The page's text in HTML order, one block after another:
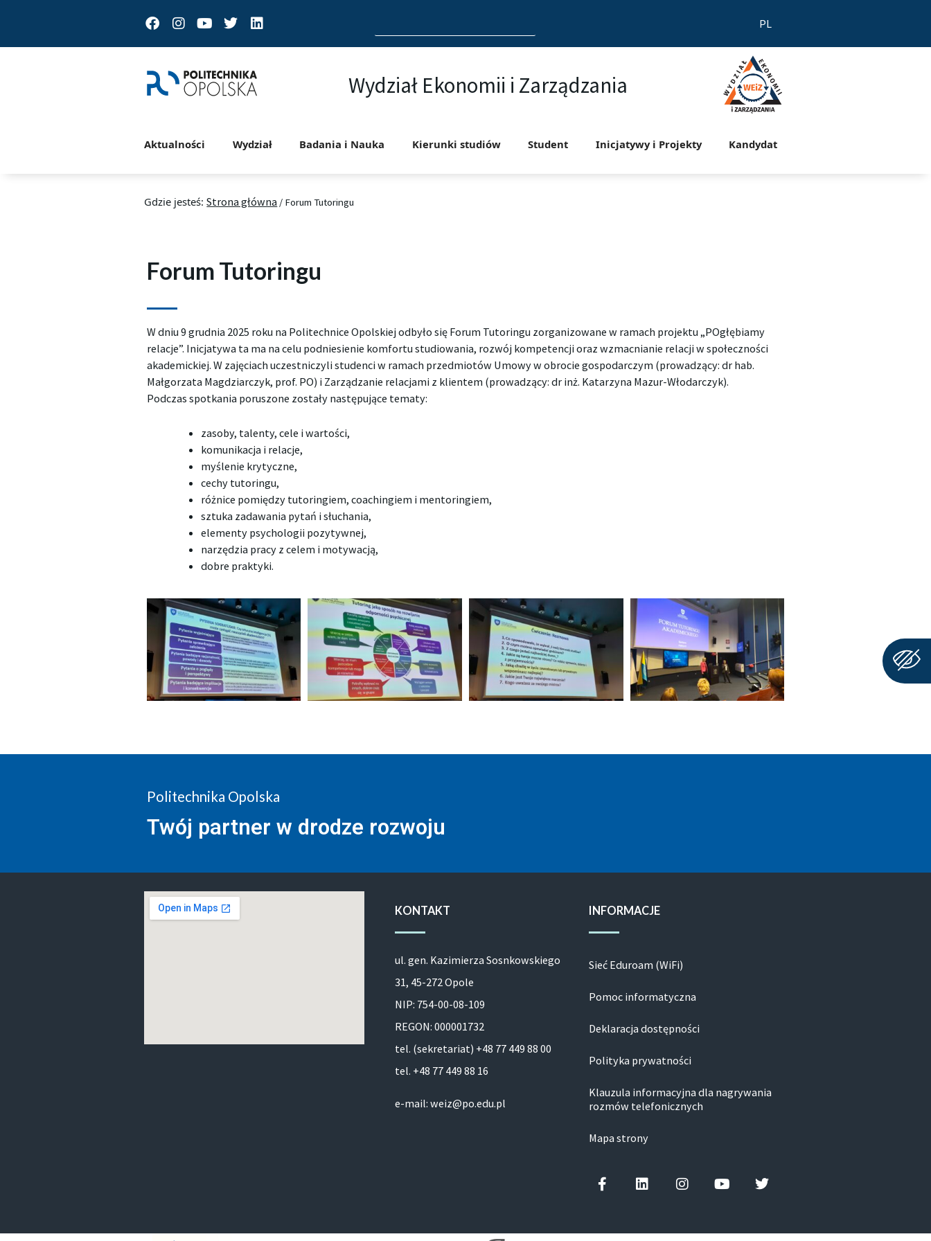
FacebookInstagram
Youtube
TwitterLinkedin
for:
PL
Wydział Ekonomii i Zarządzania
Aktualności Wydział Badania i Nauka Kierunki studiów Student Inicjatywy i Projekty Kandydat
Gdzie jesteś:Strona główna / Forum Tutoringu
Forum Tutoringu
W dniu 9 grudnia 2025 roku na Politechnice Opolskiej odbyło się Forum Tutoringu zorganizowane w ramach projektu „POgłębiamy
relacje”. Inicjatywa ta ma na celu podniesienie komfortu studiowania, rozwój kompetencji oraz wzmacnianie relacji w społeczności
akademickiej. W zajęciach uczestniczyli studenci w ramach przedmiotów Umowy w obrocie gospodarczym (prowadzący: dr hab.
Małgorzata Magdziarczyk, prof. PO) i Zarządzanie relacjami z klientem (prowadzący: dr inż. Katarzyna Mazur-Włodarczyk).
Podczas spotkania poruszone zostały następujące tematy:
zasoby, talenty, cele i wartości,
komunikacja i relacje,
myślenie krytyczne,
cechy tutoringu,
różnice pomiędzy tutoringiem, coachingiem i mentoringiem,
sztuka zadawania pytań i słuchania,
elementy psychologii pozytywnej,
narzędzia pracy z celem i motywacją,
dobre praktyki.
Politechnika Opolska
Twój partner w drodze rozwoju
KONTAKT
ul. gen. Kazimierza Sosnkowskiego
31, 45-272 Opole
NIP: 754-00-08-109
REGON: 000001732
tel. (sekretariat) +48 77 449 88 00
tel. +48 77 449 88 16
e-mail: weiz@po.edu.pl
INFORMACJE
Sieć Eduroam (WiFi)
Pomoc informatyczna
Deklaracja dostępności
Polityka prywatności
Klauzula informacyjna dla nagrywania
rozmów telefonicznych
Mapa strony
Facebook-fLinkedinInstagram